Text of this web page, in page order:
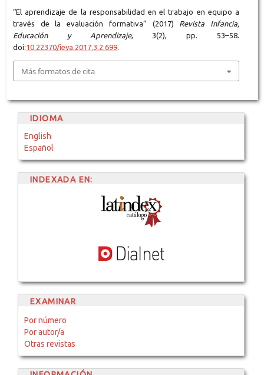
“El aprendizaje de la responsabilidad en el trabajo en equipo a
través de la evaluación formativa” (2017) Revista Infancia,
Educación y Aprendizaje, 3(2), pp. 53–58.
doi:10.22370/ieya.2017.3.2.699.
Más formatos de cita
IDIOMA
English
Español
INDEXADA EN:
EXAMINAR
Por número
Por autor/a
Otras revistas